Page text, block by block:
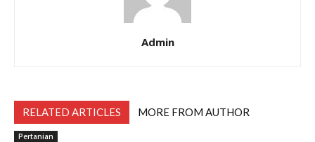
Admin
RELATED ARTICLES MORE FROM AUTHOR
Pertanian